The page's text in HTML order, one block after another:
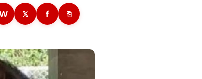
W 𝕏 f ⎘